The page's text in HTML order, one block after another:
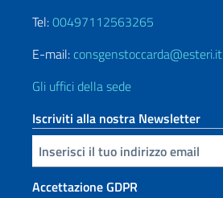
Tel:00497112563265
E-mail: consgenstoccarda@esteri.it
Gli uffici della sede
Iscriviti alla nostra Newsletter
Inserisci la tua email
Accettazione GDPR